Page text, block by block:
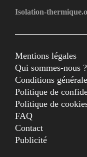
Isolation-
Mentions légales
Qui sommes-nous ?
Conditions
Politique de
Politique de
FAQ
Contact
Publicité